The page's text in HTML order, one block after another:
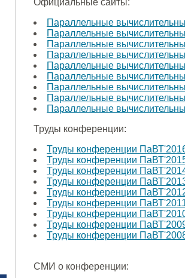
Официальные сайты:
Параллельные
Параллельные
Параллельные
Параллельные
Параллельные
Параллельные
Параллельные
Параллельные
Параллельные
Труды конференции:
Труды конференции
Труды конференции
Труды конференции
Труды конференции
Труды конференции
Труды конференции
Труды конференции
Труды конференции
Труды конференции
СМИ о конференции: